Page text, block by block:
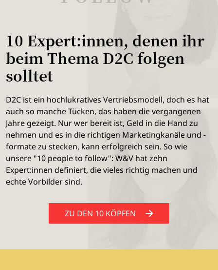
10 Expert:innen, denen ihr
beim Thema D2C folgen
solltet
D2C ist ein hochlukratives Vertriebsmodell, doch es hat
auch so manche Tücken, das haben die vergangenen
Jahre gezeigt. Nur wer bereit ist, Geld in die Hand zu
nehmen und es in die richtigen Marketingkanäle und -
formate zu stecken, kann erfolgreich sein. So wie
unsere "10 people to follow": W&V hat zehn
Expert:innen definiert, die vieles richtig machen und
echte Vorbilder sind.
ZU DEN 10 KÖPFEN